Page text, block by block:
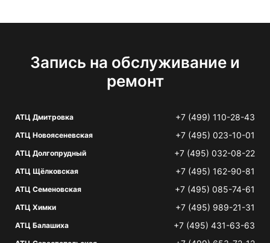
Запись на обслуживание и
ремонт
АТЦ Дмитровка +7 (499) 110-28-43
АТЦ Новоясеневская +7 (495) 023-10-01
АТЦ Долгопрудный +7 (495) 032-08-22
АТЦ Щёлковская +7 (495) 162-90-81
АТЦ Семеновская +7 (495) 085-74-61
АТЦ Химки +7 (495) 989-21-31
АТЦ Балашиха +7 (495) 431-63-63